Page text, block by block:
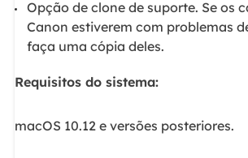
Opção de clone de suporte. Se os
Canon estiverem com problemas
faça uma cópia deles.
Requisitos do sistema:
macOS 10.12 e versões posteriores.